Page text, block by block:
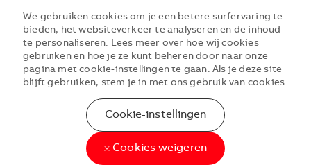
We gebruiken cookies om je een betere surfervaring te
bieden, het websiteverkeer te analyseren en de inhoud
te personaliseren. Lees meer over hoe wij cookies
gebruiken en hoe je ze kunt beheren door naar onze
pagina met cookie-instellingen te gaan. Als je deze site
blijft gebruiken, stem je in met ons gebruik van cookies.
Cookie-instellingen
Cookies weigeren